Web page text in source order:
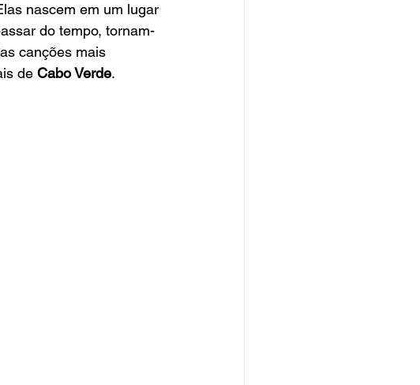
nascem em um lugar
do tempo, tornam-
canções mais
de Cabo Verde.